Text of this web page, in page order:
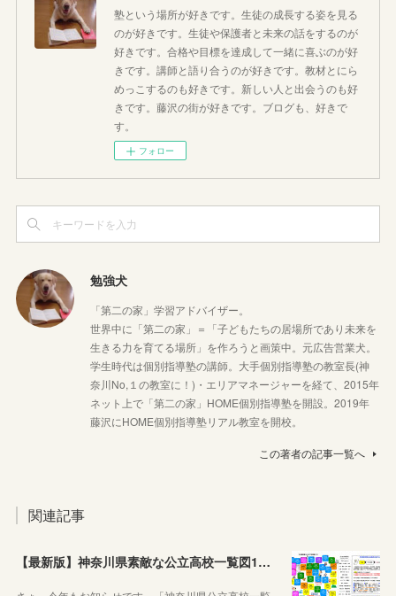
塾という場所が好きです。生徒の成長する姿を見る
のが好きです。生徒や保護者と未来の話をするのが
好きです。合格や目標を達成して一緒に喜ぶのが好
きです。講師と語り合うのが好きです。教材とにら
めっこするのも好きです。新しい人と出会うのも好
きです。藤沢の街が好きです。ブログも、好きで
す。
フォロー
勉強犬
「第二の家」学習アドバイザー。
世界中に「第二の家」＝「子どもたちの居場所であり未来を
生きる力を育てる場所」を作ろうと画策中。元広告営業犬。
学生時代は個別指導塾の講師。大手個別指導塾の教室長(神
奈川No,１の教室に！)・エリアマネージャーを経て、2015年
ネット上で「第二の家」HOME個別指導塾を開設。2019年
藤沢にHOME個別指導塾リアル教室を開校。
この著者の記事一覧へ
関連記事
【最新版】神奈川県素敵な公立高校一覧図12が完成しました！